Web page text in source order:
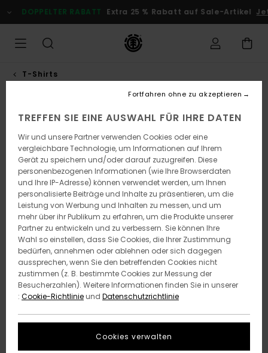
zur
Produktinformation
DOPPELTER RABATT Extra 25 % Rabatt auf Sale-Artikel
T-Shirts
TREFFEN SIE EINE AUSWAHL FÜR IHRE DATEN
Wir und unsere Partner verwenden Cookies oder eine
vergleichbare Technologie, um Informationen auf Ihrem
Gerät zu speichern und/oder darauf zuzugreifen. Diese
personenbezogenen Informationen (wie Ihre Browserdaten
und Ihre IP-Adresse) können verwendet werden, um Ihnen
personalisierte Beiträge und Inhalte zu präsentieren, um die
Leistung von Werbung und Inhalten zu messen, und um
mehr über ihr Publikum zu erfahren, um die Produkte unserer
Partner zu entwickeln und zu verbessern. Sie können Ihre
Wahl so einstellen, dass Sie Cookies, die Ihrer Zustimmung
bedürfen, annehmen oder ablehnen oder sich dagegen
aussprechen, wenn Sie den betreffenden Cookies nicht
zustimmen (z. B. bestimmte Cookies zur Messung der
Besucherzahlen). Weitere Informationen finden Sie in unserer
: Cookie-Richtlinieund Datenschutzrichtlinie
Cookies verwalten
Fortfahren ohne zu akzeptieren